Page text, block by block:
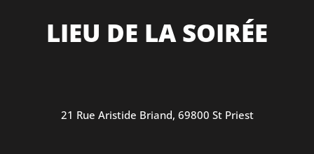
LIEU DE LA SOIRÉE
21 Rue Aristide Briand, 69800 St Priest